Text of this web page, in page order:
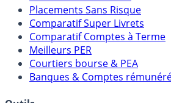
Meilleures Assurances-Vie
Meilleurs Fonds Euros
Placements Sans Risque
Comparatif Super Livrets
Comparatif Comptes à Terme
Meilleurs PER